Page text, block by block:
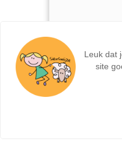
Leuk dat
site